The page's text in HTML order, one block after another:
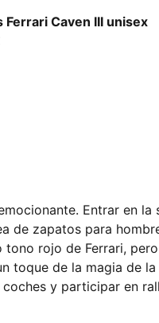
Ferrari Caven III unisex
PUMA White
Entrar en
zapatos para
rojo de Ferrari,
toque de la magia de
y participar en